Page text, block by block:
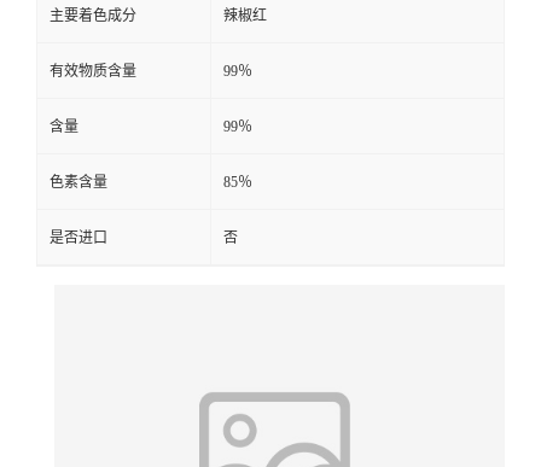
主要着色成分 辣椒红
有效物质含量 99％
含量 99％
色素含量 85％
是否进口 否